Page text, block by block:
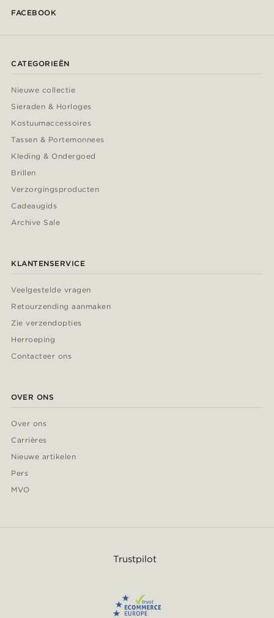
FACEBOOK
CATEGORIEËN
Nieuwe collectie
Sieraden & Horloges
Kostuumaccessoires
Tassen & Portemonnees
Kleding & Ondergoed
Brillen
Verzorgingsproducten
Cadeaugids
Archive Sale
KLANTENSERVICE
Veelgestelde vragen
Retourzending aanmaken
Zie verzendopties
Herroeping
Contacteer ons
OVER ONS
Over ons
Carrières
Nieuwe artikelen
Pers
MVO
Trustpilot